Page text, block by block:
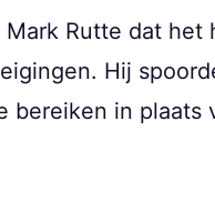
Rutte dat het
Hij
bereiken in plaats